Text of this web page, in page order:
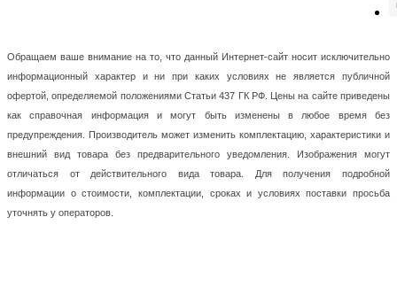
Обращаем ваше внимание на то, что данный Интернет-сайт носит исключительно
информационный характер и ни при каких условиях не является публичной
офертой, определяемой положениями Статьи 437 ГК РФ. Цены на сайте приведены
как справочная информация и могут быть изменены в любое время без
предупреждения. Производитель может изменить комплектацию, характеристики и
внешний вид товара без предварительного уведомления. Изображения могут
отличаться от действительного вида товара. Для получения подробной
информации о стоимости, комплектации, сроках и условиях поставки просьба
уточнять у операторов.